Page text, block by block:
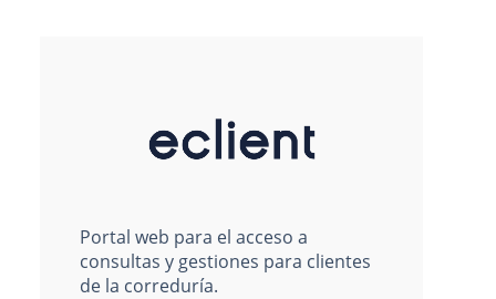
Portal web para el acceso a
consultas y gestiones para clientes
de la correduría.